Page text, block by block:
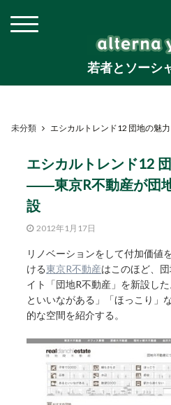
若者とソーシ
未分類
エシカルトレンド12
――東京R不動産が団
設
2012年1月17日
リノベーションをして付加価値
ける東京R不動産はこのほど、
イト「団地R不動産」を新設し
といいながある」「ほっこり」
的な空間を紹介する。